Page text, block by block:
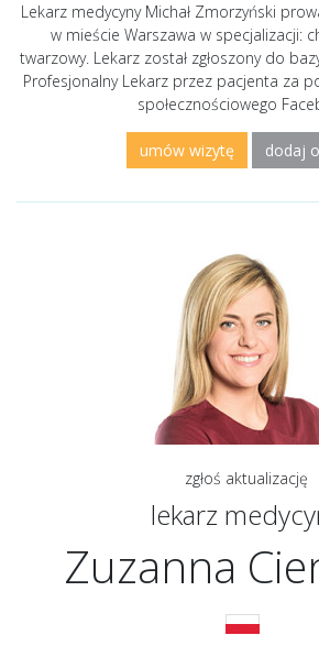
Lekarz medycyny Michał Zmorzyński
w mieście Warszawa w specjalizacji:
twarzowy. Lekarz został zgłoszony do
Profesjonalny Lekarz przez pacjenta za
społecznościowego
umów wizytę dodaj
zgłoś aktualizację
lekarz
Zuzanna